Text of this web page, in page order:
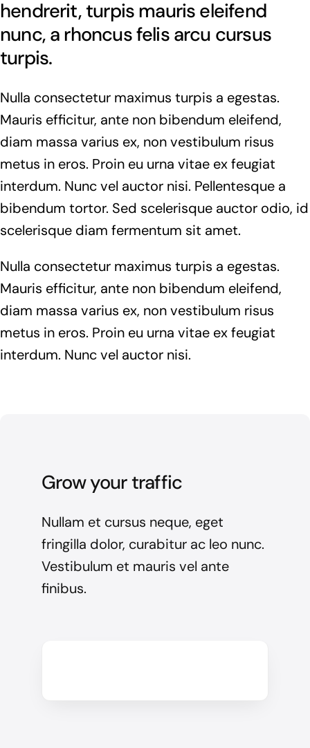
hendrerit, turpis mauris eleifend
nunc, a rhoncus felis arcu cursus
turpis.
Nulla consectetur maximus turpis a egestas.
Mauris efficitur, ante non bibendum eleifend,
diam massa varius ex, non vestibulum risus
metus in eros. Proin eu urna vitae ex feugiat
interdum. Nunc vel auctor nisi. Pellentesque a
bibendum tortor. Sed scelerisque auctor odio, id
scelerisque diam fermentum sit amet.
Nulla consectetur maximus turpis a egestas.
Mauris efficitur, ante non bibendum eleifend,
diam massa varius ex, non vestibulum risus
metus in eros. Proin eu urna vitae ex feugiat
interdum. Nunc vel auctor nisi.
Grow your traffic
Nullam et cursus neque, eget
fringilla dolor, curabitur ac leo nunc.
Vestibulum et mauris vel ante
finibus.